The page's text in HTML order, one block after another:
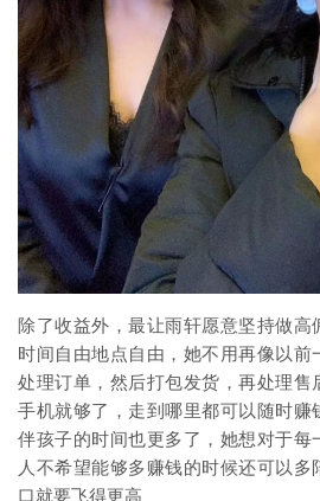
除了收益外，最让雨轩愿意坚持做高
时间自由地点自由，她不用再像以前
处理订单，然后打包发货，再处理售
手机就够了，走到哪里都可以随时赚
伴孩子的时间也更多了，她想对于每
人不希望能够多赚钱的时候还可以
口就要飞得更高